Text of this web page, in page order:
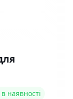
наявності